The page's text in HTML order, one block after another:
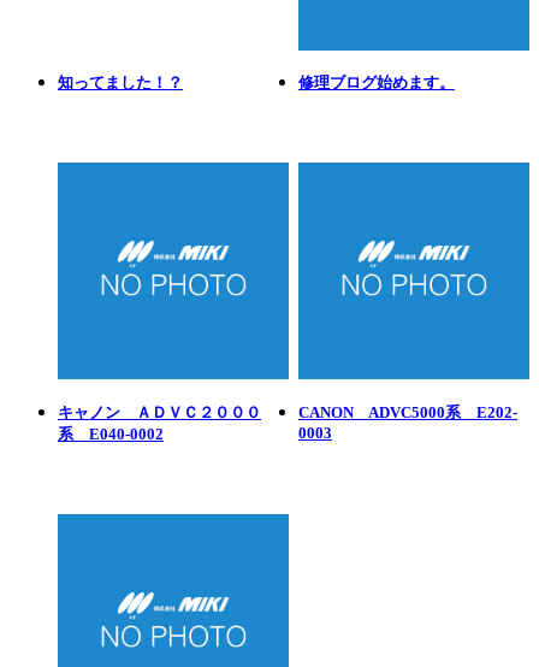
知ってました！？ 修理ブログ始めます。
キャノン ＡＤＶＣ２０００
系 E040-0002
CANON ADVC5000系 E202-
0003